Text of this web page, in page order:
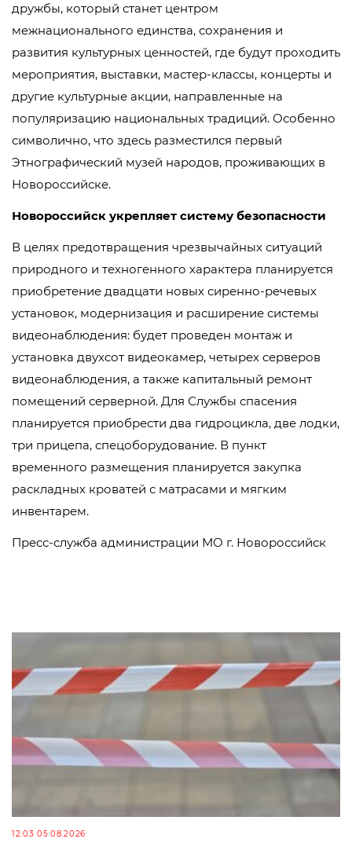
дружбы, который станет центром
межнационального единства, сохранения и
развития культурных ценностей, где будут проходить
мероприятия, выставки, мастер-классы, концерты и
другие культурные акции, направленные на
популяризацию национальных традиций. Особенно
символично, что здесь разместился первый
Этнографический музей народов, проживающих в
Новороссийске.
Новороссийск укрепляет систему безопасности
В целях предотвращения чрезвычайных ситуаций
природного и техногенного характера планируется
приобретение двадцати новых сиренно-речевых
установок, модернизация и расширение системы
видеонаблюдения: будет проведен монтаж и
установка двухсот видеокамер, четырех серверов
видеонаблюдения, а также капитальный ремонт
помещений серверной. Для Службы спасения
планируется приобрести два гидроцикла, две лодки,
три прицепа, спецоборудование. В пункт
временного размещения планируется закупка
раскладных кроватей с матрасами и мягким
инвентарем.
Пресс-служба администрации МО г. Новороссийск
12:03 05.08.2026